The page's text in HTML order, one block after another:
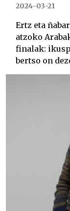
2024-03-21
Ertz eta
atzoko
finalak:
bertso on